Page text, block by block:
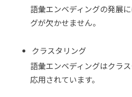
語彙エンベディングの発展
グが欠かせません。
クラスタリング
語彙エンベディングはクラ
応用されています。